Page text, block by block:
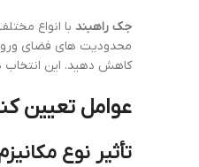
جک راهبند با انواع
محدودیت های فضای
کاهش دهید. این انتخاب
عوامل تعیین
تأثیر نوع